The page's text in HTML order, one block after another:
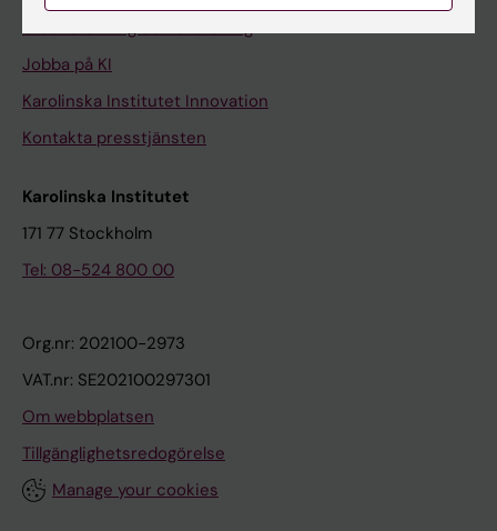
Stöd forskning och utbildning
Jobba på KI
Karolinska Institutet Innovation
Kontakta presstjänsten
Karolinska Institutet
171 77 Stockholm
Tel: 08-524 800 00
Org.nr: 202100-2973
VAT.nr: SE202100297301
Om webbplatsen
Tillgänglighetsredogörelse
Manage your cookies